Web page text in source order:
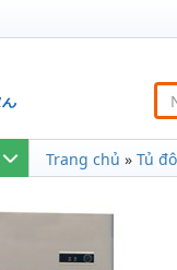
Trang chủ » Tủ